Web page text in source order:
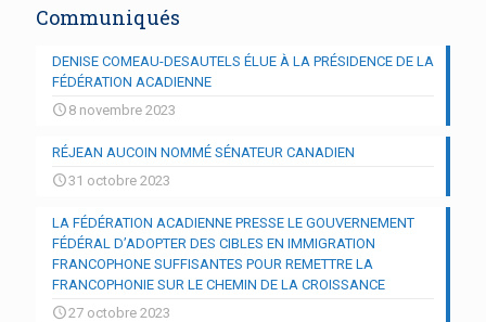
Communiqués
DENISE COMEAU-DESAUTELS ÉLUE À LA PRÉSIDENCE DE LA
FÉDÉRATION ACADIENNE
8 novembre 2023
RÉJEAN AUCOIN NOMMÉ SÉNATEUR CANADIEN
31 octobre 2023
LA FÉDÉRATION ACADIENNE PRESSE LE GOUVERNEMENT
FÉDÉRAL D’ADOPTER DES CIBLES EN IMMIGRATION
FRANCOPHONE SUFFISANTES POUR REMETTRE LA
FRANCOPHONIE SUR LE CHEMIN DE LA CROISSANCE
27 octobre 2023